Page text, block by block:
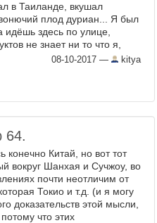
в Таиланде, вкушал
плод дуриан... Я был
идёшь здесь по улице,
не знает ни то что я,
знает даже википедия. А вот
08-10-2017 — kitya
64.
конечно Китай, но вот тот
вокруг Шанхая и Сучжоу, во
почти неотличим от
Токио и т.д. (и я могу
доказательств этой мысли,
что этих